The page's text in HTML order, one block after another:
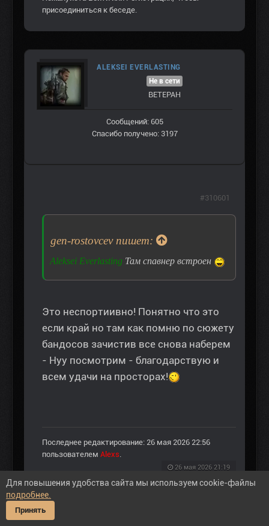
присоединиться к беседе.
ALEKSEI EVERLASTING
Не в сети
ВЕТЕРАН
Сообщений: 605
Спасибо получено: 3197
gen-rostovcev пишет:
Aleksei Everlasting Там спавнер встроен
Это неспортиивно! Понятно что это
если край но там как помню по сюжету
бандосов зачистив все снова наберем
- Нуу посмотрим - благодарствую и
всем удачи на просторах!
Последнее редактирование: 26 мая 2026 22:56
пользователем Alexs
26 мая 2026 21:19
#310601
Пожалуйста
присоединиться к беседе.
Для повышения удобства сайта мы используем cookie-файлы
подробнее.
Принять